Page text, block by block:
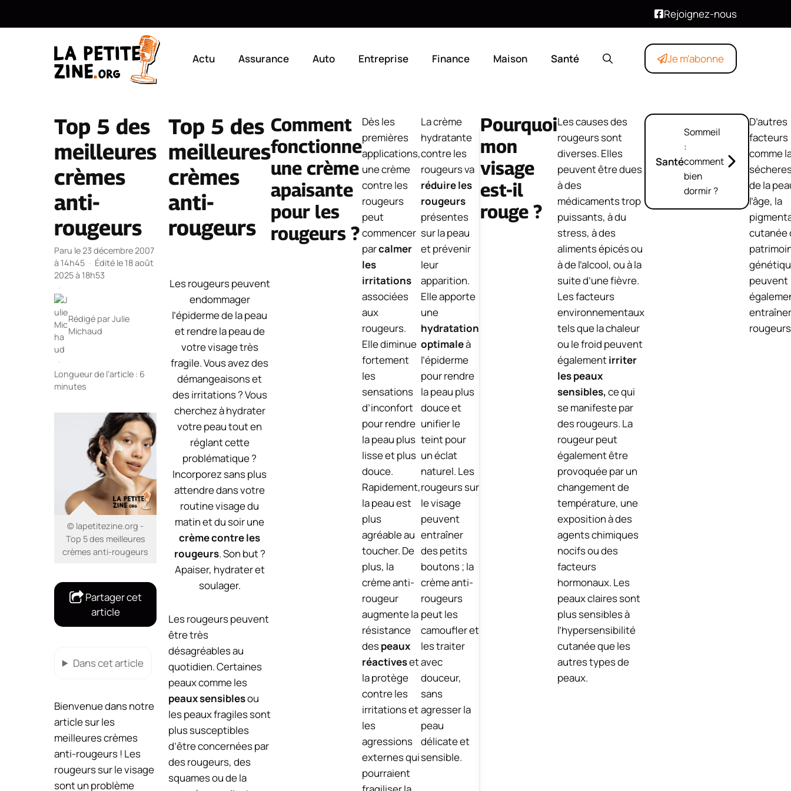
Rejoignez-nous
Actu Assurance Auto Entreprise Finance Maison Santé Je m'abonne
Top 5 des
meilleures
crèmes
anti-
rougeurs
Paru le 23 décembre 2007
à 14h45 · Édité le 18 août
2025 à 18h53
·
Rédigé parJulie
Michaud
·
Longueur de l’article : 6
minutes
© lapetitezine.org -
Top 5 des meilleures
crèmes anti-rougeurs
Partager cet
article
Dans cet article
Bienvenue dans notre
article sur les
meilleures crèmes
anti-rougeurs ! Les
rougeurs sur le visage
sont un problème
Top 5 des
meilleures
crèmes
anti-
rougeurs
Les rougeurs peuvent
endommager
l’épiderme de la peau
et rendre la peau de
votre visage très
fragile. Vous avez des
démangeaisons et
des irritations ? Vous
cherchez à hydrater
votre peau tout en
réglant cette
problématique ?
Incorporez sans plus
attendre dans votre
routine visage du
matin et du soir une
crème contre les
rougeurs. Son but ?
Apaiser, hydrater et
soulager.
Les rougeurs peuvent
être très
désagréables au
quotidien. Certaines
peaux comme les
peaux sensiblesou
les peaux fragiles sont
plus susceptibles
d’être concernées par
des rougeurs, des
squames ou de la
Comment
fonctionne
une crème
apaisante
pour les
rougeurs ?
Dès les
premières
applications,
une crème
contre les
rougeurs
peut
commencer
parcalmer
les
irritations
associées
aux
rougeurs.
Elle diminue
fortement
les
sensations
d’inconfort
pour rendre
la peau plus
lisse et plus
douce.
Rapidement,
la peau est
plus
agréable au
toucher. De
plus, la
crème anti-
rougeur
augmente la
résistance
despeaux
réactiveset
la protège
contre les
irritations et
les
agressions
externes qui
pourraient
La crème
hydratante
contre les
rougeurs va
réduire les
rougeurs
présentes
sur la peau
et prévenir
leur
apparition.
Elle apporte
une
hydratation
optimaleà
l’épiderme
pour rendre
la peau plus
douce et
unifier le
teint pour
un éclat
naturel. Les
rougeurs sur
le visage
peuvent
entraîner
des petits
boutons ; la
crème anti-
rougeurs
peut les
camoufler et
les traiter
avec
douceur,
sans
agresser la
peau
délicate et
sensible.
4
août
2026
Pourquoi
mon
visage
est-il
rouge ?
Les causes des
rougeurs sont
diverses. Elles
peuvent être dues
à des
médicaments trop
puissants, à du
stress, à des
aliments épicés ou
à de l’alcool, ou à la
suite d’une fièvre.
Les facteurs
environnementaux
tels que la chaleur
ou le froid peuvent
égalementirriter
les peaux
sensibles,ce qui
se manifeste par
des rougeurs. La
rougeur peut
également être
provoquée par un
changement de
température, une
exposition à des
agents chimiques
nocifs ou des
facteurs
hormonaux. Les
peaux claires sont
plus sensibles à
l’hypersensibilité
cutanée que les
autres types de
peaux.
Santé
Sommeil
:
comment
bien
dormir ?
D’autres
facteurs
comme
de la
l’âge, la
cutanée
peuvent